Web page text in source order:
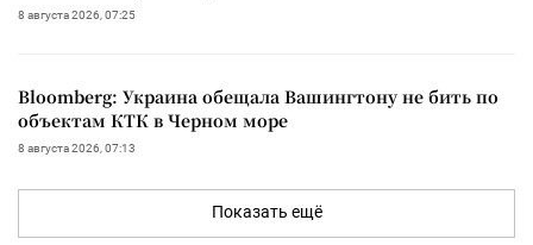
8 августа 2026, 07:25
Bloomberg: Украина обещала Вашингтону не бить по
объектам КТК в Черном море
8 августа 2026, 07:13
Показать ещё